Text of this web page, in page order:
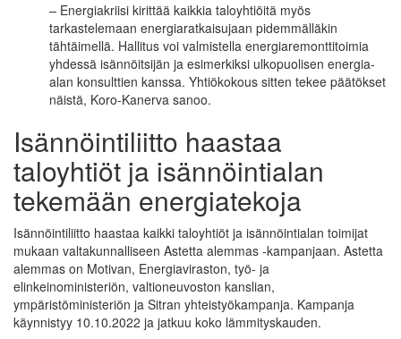
– Energiakriisi kirittää kaikkia taloyhtiöitä myös
tarkastelemaan energiaratkaisujaan pidemmälläkin
tähtäimellä. Hallitus voi valmistella energiaremonttitoimia
yhdessä isännöitsijän ja esimerkiksi ulkopuolisen energia-
alan konsulttien kanssa. Yhtiökokous sitten tekee päätökset
näistä, Koro-Kanerva sanoo.
Isännöintiliitto haastaa
taloyhtiöt ja isännöintialan
tekemään energiatekoja
Isännöintiliitto haastaa kaikki taloyhtiöt ja isännöintialan toimijat
mukaan valtakunnalliseen Astetta alemmas -kampanjaan. Astetta
alemmas on Motivan, Energiaviraston, työ- ja
elinkeinoministeriön, valtioneuvoston kanslian,
ympäristöministeriön ja Sitran yhteistyökampanja. Kampanja
käynnistyy 10.10.2022 ja jatkuu koko lämmityskauden.